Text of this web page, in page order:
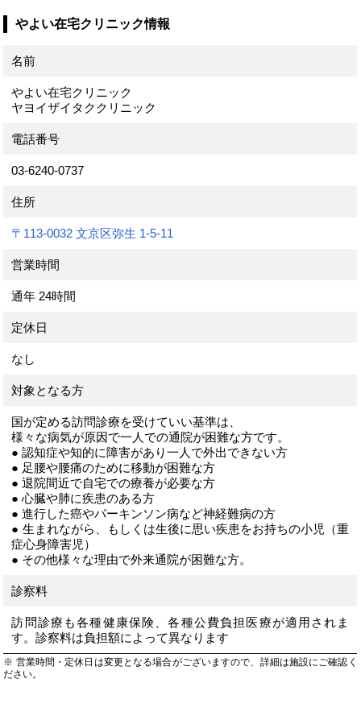
やよい在宅クリニック情報
名前
やよい在宅クリニック
ヤヨイザイタククリニック
電話番号
03-6240-0737
住所
〒113-0032 文京区弥生 1-5-11
営業時間
通年 24時間
定休日
なし
対象となる方
国が定める訪問診療を受けていい基準は、
様々な病気が原因で一人での通院が困難な方です。
● 認知症や知的に障害があり一人で外出できない方
● 足腰や腰痛のために移動が困難な方
● 退院間近で自宅での療養が必要な方
● 心臓や肺に疾患のある方
● 進行した癌やパーキンソン病など神経難病の方
● 生まれながら、もしくは生後に思い疾患をお持ちの小児（重
症心身障害児）
● その他様々な理由で外来通院が困難な方。
診察料
訪問診療も各種健康保険、各種公費負担医療が適用されま
す。診察料は負担額によって異なります
※ 営業時間・定休日は変更となる場合がございますので、詳細は施設にご確認く
ださい。